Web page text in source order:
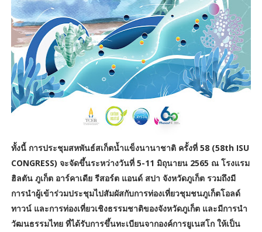
ทั้งนี้ การประชุมสหพันธ์สเก็ตน้ำแข็งนานาชาติ ครั้งที่ 58 (58th ISU
CONGRESS) จะจัดขึ้นระหว่างวันที่ 5-11 มิถุนายน 2565 ณ โรงแรม
ฮิลตัน ภูเก็ต อาร์คาเดีย รีสอร์ต แอนด์ สปา จังหวัดภูเก็ต รวมถึงมี
การนำผู้เข้าร่วมประชุมไปสัมผัสกับการท่องเที่ยวชุมชนภูเก็ตโอลด์
ทาวน์ และการท่องเที่ยวเชิงธรรมชาติของจังหวัดภูเก็ต และมีการนำ
วัฒนธรรมไทย ที่ได้รับการขึ้นทะเบียนจากองค์การยูเนสโก ให้เป็น